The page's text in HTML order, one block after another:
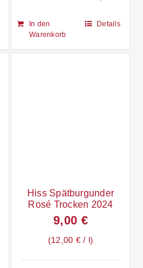
In den
Warenkorb
Details
Hiss Spätburgunder
Rosé Trocken 2024
9,00 €
12,00 €/ l